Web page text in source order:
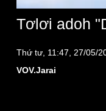
Tơlơi adoh
Thứ tư, 11:47, 27/05/
VOV.Jarai